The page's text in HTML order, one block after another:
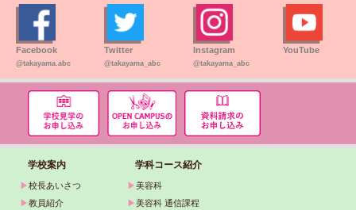
Facebook
@takayama.abc
Twitter
@takayama_abc
Instagram
@takayama_abc
YouTube
学校案内 学科コース紹介
▶校長あいさつ ▶美容科
▶教員紹介 ▶美容科 通信課程